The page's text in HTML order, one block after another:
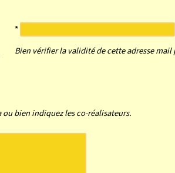
*
Bien vérifier la validité de cette adresse
ou bien indiquez les co-réalisateurs.